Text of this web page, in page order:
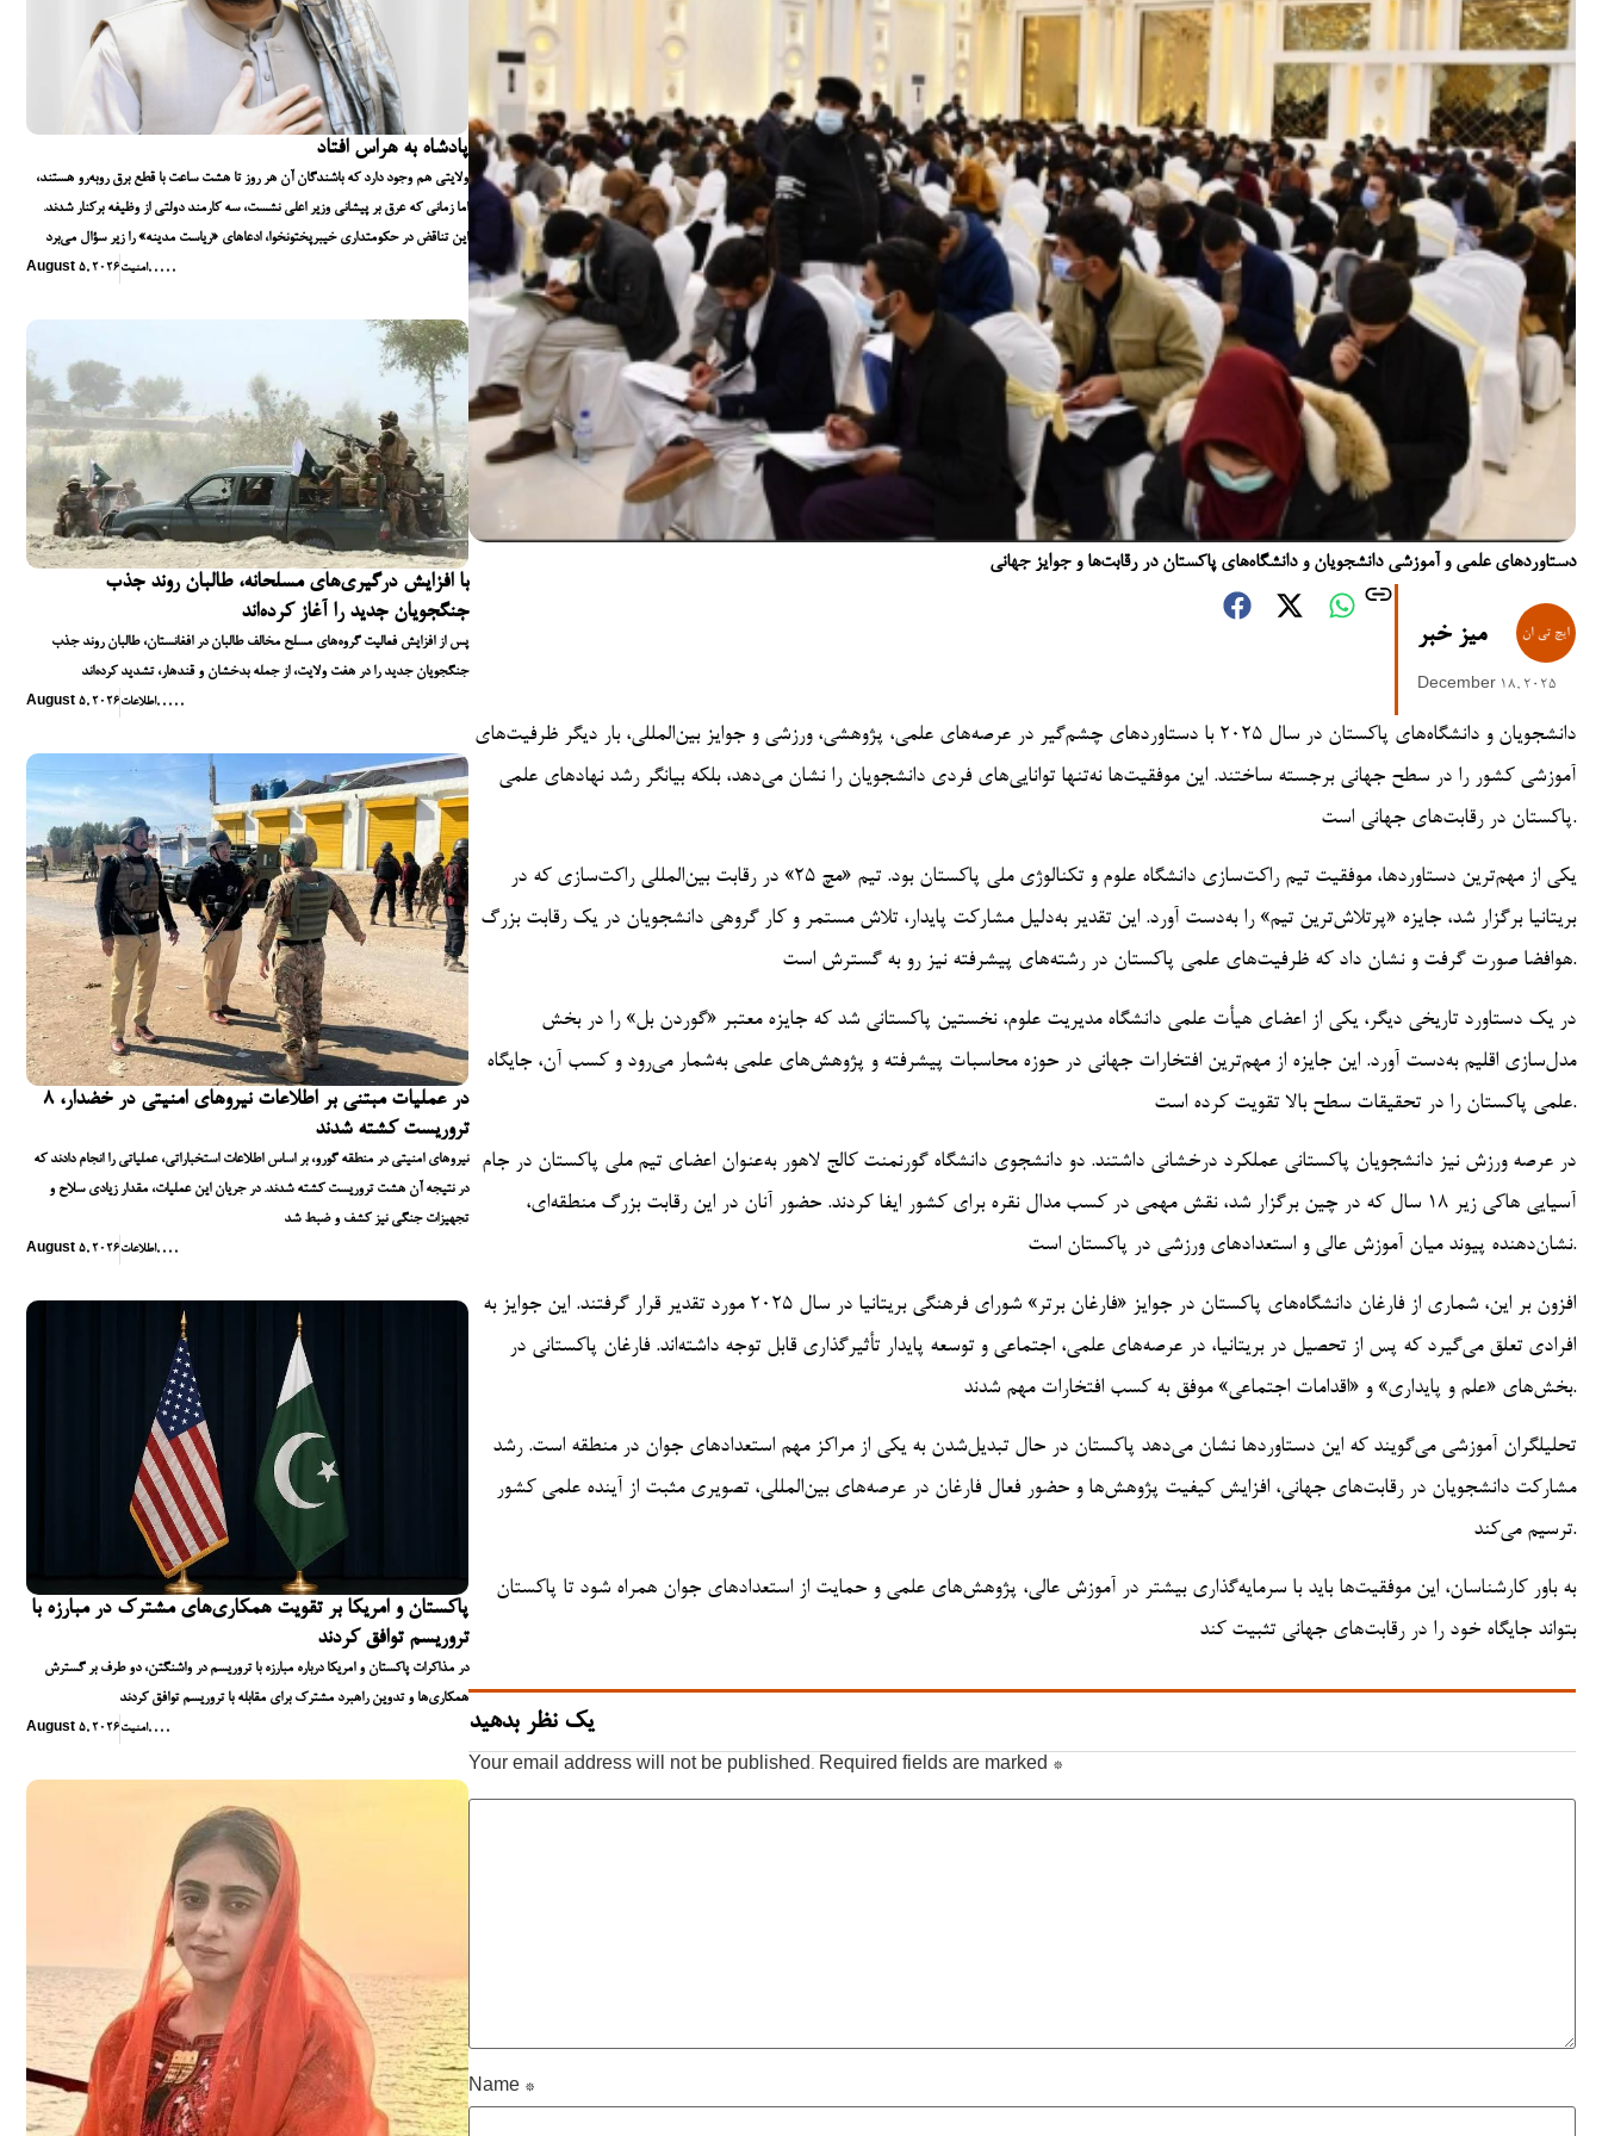
پادشاه به هراس افتاد
ولایتی هم وجود دارد که باشندگان آن هر روز تا هشت ساعت با قطع برق روبه‌رو هستند،
اما زمانی که عرق بر پیشانی وزیر اعلی نشست، سه کارمند دولتی از وظیفه برکنار شدند.
این تناقض در حکومتداری خیبرپختونخوا، ادعاهای «ریاست مدینه» را زیر سؤال می‌برد
August 5, 2026امنیت, , , , ,
با افزایش درگیری‌های مسلحانه، طالبان روند جذب
جنگجویان جدید را آغاز کرده‌اند
پس از افزایش فعالیت گروه‌های مسلح مخالف طالبان در افغانستان، طالبان روند جذب
جنگجویان جدید را در هفت ولایت، از جمله بدخشان و قندهار، تشدید کرده‌اند
August 5, 2026اطلاعات, , , , ,
در عملیات مبتنی بر اطلاعات نیروهای امنیتی در خضدار، ۸
تروریست کشته شدند
نیروهای امنیتی در منطقه گورو، بر اساس اطلاعات استخباراتی، عملیاتی را انجام دادند که
در نتیجه آن هشت تروریست کشته شدند. در جریان این عملیات، مقدار زیادی سلاح و
تجهیزات جنگی نیز کشف و ضبط شد
August 5, 2026اطلاعات, , , ,
پاکستان و امریکا بر تقویت همکاری‌های مشترک در مبارزه با
تروریسم توافق کردند
در مذاکرات پاکستان و امریکا درباره مبارزه با تروریسم در واشنگتن، دو طرف بر گسترش
همکاری‌ها و تدوین راهبرد مشترک برای مقابله با تروریسم توافق کردند
August 5, 2026امنیت, , , ,
دستاوردهای علمی و آموزشی دانشجویان و دانشگاه‌های پاکستان در رقابت‌ها و جوایز جهانی
میز خبر
December 18, 2025
دانشجویان و دانشگاه‌های پاکستان در سال ۲۰۲۵ با دستاوردهای چشم‌گیر در عرصه‌های علمی، پژوهشی، ورزشی و جوایز بین‌المللی، بار دیگر ظرفیت‌های
آموزشی کشور را در سطح جهانی برجسته ساختند. این موفقیت‌ها نه‌تنها توانایی‌های فردی دانشجویان را نشان می‌دهد، بلکه بیانگر رشد نهادهای علمی
پاکستان در رقابت‌های جهانی است.
یکی از مهم‌ترین دستاوردها، موفقیت تیم راکت‌سازی دانشگاه علوم و تکنالوژی ملی پاکستان بود. تیم «مچ ۲۵» در رقابت بین‌المللی راکت‌سازی که در
بریتانیا برگزار شد، جایزه «پرتلاش‌ترین تیم» را به‌دست آورد. این تقدیر به‌دلیل مشارکت پایدار، تلاش مستمر و کار گروهی دانشجویان در یک رقابت بزرگ
هوافضا صورت گرفت و نشان داد که ظرفیت‌های علمی پاکستان در رشته‌های پیشرفته نیز رو به گسترش است.
در یک دستاورد تاریخی دیگر، یکی از اعضای هیأت علمی دانشگاه مدیریت علوم، نخستین پاکستانی شد که جایزه معتبر «گوردن بل» را در بخش
مدل‌سازی اقلیم به‌دست آورد. این جایزه از مهم‌ترین افتخارات جهانی در حوزه محاسبات پیشرفته و پژوهش‌های علمی به‌شمار می‌رود و کسب آن، جایگاه
علمی پاکستان را در تحقیقات سطح بالا تقویت کرده است.
در عرصه ورزش نیز دانشجویان پاکستانی عملکرد درخشانی داشتند. دو دانشجوی دانشگاه گورنمنت کالج لاهور به‌عنوان اعضای تیم ملی پاکستان در جام
آسیایی هاکی زیر ۱۸ سال که در چین برگزار شد، نقش مهمی در کسب مدال نقره برای کشور ایفا کردند. حضور آنان در این رقابت بزرگ منطقه‌ای،
نشان‌دهنده پیوند میان آموزش عالی و استعدادهای ورزشی در پاکستان است.
افزون بر این، شماری از فارغان دانشگاه‌های پاکستان در جوایز «فارغان برتر» شورای فرهنگی بریتانیا در سال ۲۰۲۵ مورد تقدیر قرار گرفتند. این جوایز به
افرادی تعلق می‌گیرد که پس از تحصیل در بریتانیا، در عرصه‌های علمی، اجتماعی و توسعه پایدار تأثیرگذاری قابل توجه داشته‌اند. فارغان پاکستانی در
بخش‌های «علم و پایداری» و «اقدامات اجتماعی» موفق به کسب افتخارات مهم شدند.
تحلیلگران آموزشی می‌گویند که این دستاوردها نشان می‌دهد پاکستان در حال تبدیل‌شدن به یکی از مراکز مهم استعدادهای جوان در منطقه است. رشد
مشارکت دانشجویان در رقابت‌های جهانی، افزایش کیفیت پژوهش‌ها و حضور فعال فارغان در عرصه‌های بین‌المللی، تصویری مثبت از آینده علمی کشور
ترسیم می‌کند.
به باور کارشناسان، این موفقیت‌ها باید با سرمایه‌گذاری بیشتر در آموزش عالی، پژوهش‌های علمی و حمایت از استعدادهای جوان همراه شود تا پاکستان
بتواند جایگاه خود را در رقابت‌های جهانی تثبیت کند
یک نظر بدهید
Your email address will not be published. Required fields are marked *
Name *